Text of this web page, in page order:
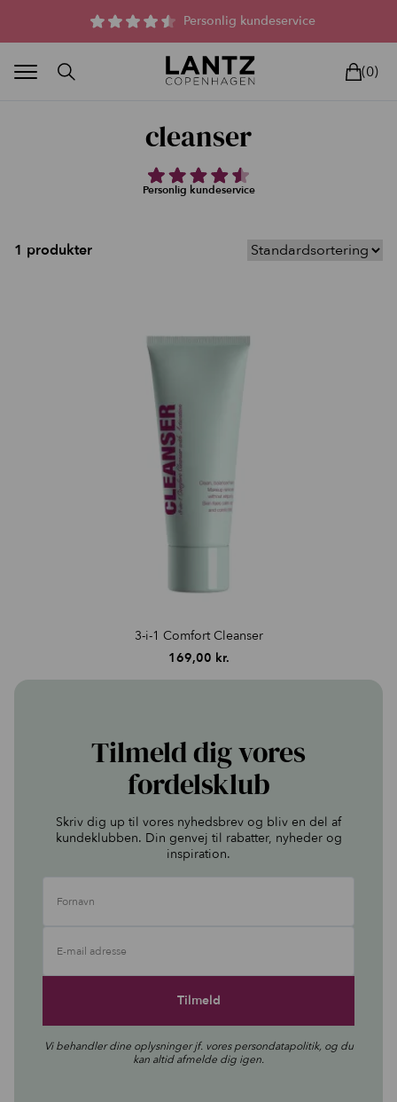
Personlig kundeservice
Parfumefri dansk hudpleje, og lysterapi til huden
(0)
cleanser
Personlig kundeservice
1 produkter
3-i-1 Comfort Cleanser
169,00 kr.
Tilmeld dig vores
fordelsklub
Skriv dig up til vores nyhedsbrev og bliv en del af
kundeklubben. Din genvej til rabatter, nyheder og
inspiration.
Fornavn
E-mail adresse
Vi behandler dine oplysninger jf. vorespersondatapolitik, og du
kan altid afmelde dig igen.